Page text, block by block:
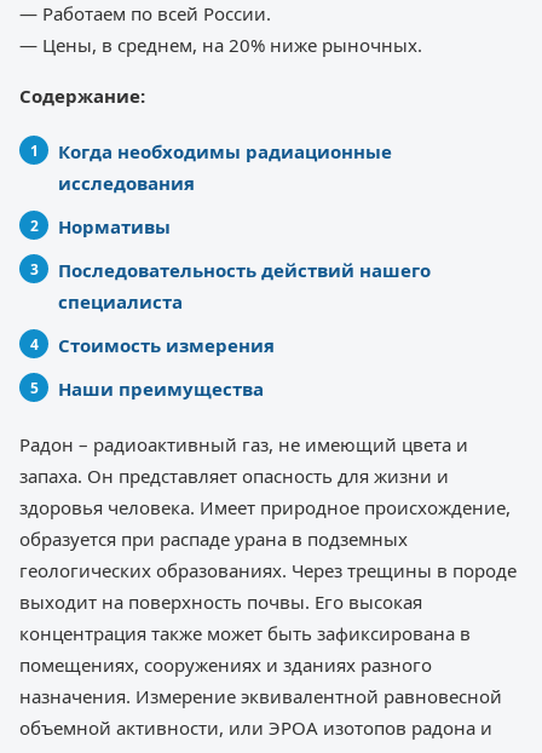
— Работаем по всей России.
— Цены, в среднем, на 20% ниже рыночных.
Содержание:
Когда необходимы радиационные
исследования
Нормативы
Последовательность действий нашего
специалиста
Стоимость измерения
Наши преимущества
Радон – радиоактивный газ, не имеющий цвета и
запаха. Он представляет опасность для жизни и
здоровья человека. Имеет природное происхождение,
образуется при распаде урана в подземных
геологических образованиях. Через трещины в породе
выходит на поверхность почвы. Его высокая
концентрация также может быть зафиксирована в
помещениях, сооружениях и зданиях разного
назначения. Измерение эквивалентной равновесной
объемной активности, или ЭРОА изотопов радона и